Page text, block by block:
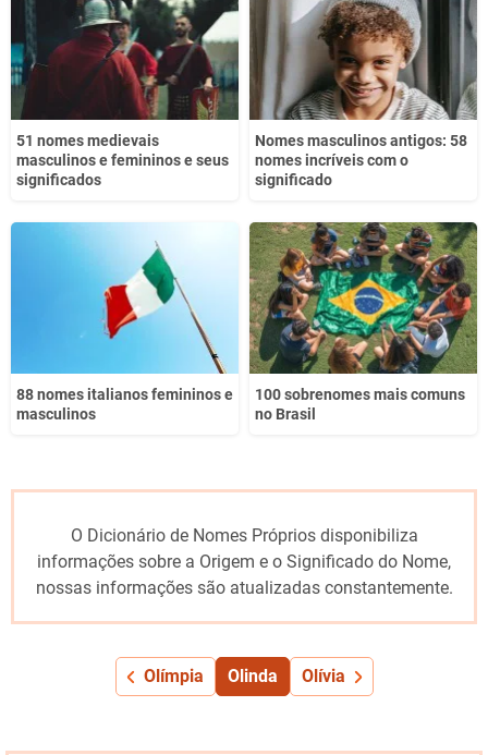
Outro
51 nomes medievais
masculinos e femininos e seus
significados
Nomes masculinos antigos: 58
nomes incríveis com o
significado
88 nomes italianos femininos e
masculinos
100 sobrenomes mais comuns
no Brasil
O Dicionário de Nomes Próprios disponibiliza
informações sobre a Origem e o Significado do Nome,
nossas informações são atualizadas constantemente.
Olímpia Olinda Olívia